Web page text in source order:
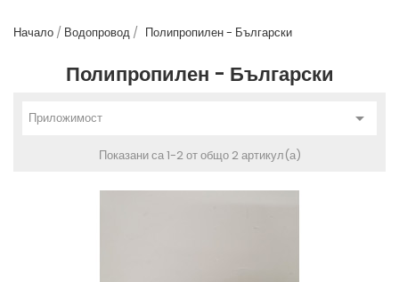
Начало Водопровод Полипропилен - Български
Полипропилен - Български
Приложимост 
Показани са 1-2 от общо 2 артикул(а)